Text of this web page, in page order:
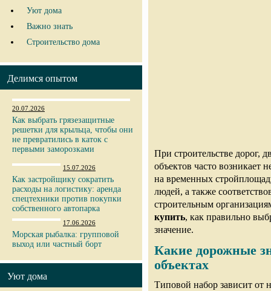
Уют дома
Важно знать
Строительство дома
Делимся опытом
20.07.2026
Как выбрать грязезащитные
решетки для крыльца, чтобы они
не превратились в каток с
первыми заморозками
15.07.2026
Как застройщику сократить
расходы на логистику: аренда
спецтехники против покупки
собственного автопарка
17.06.2026
Морская рыбалка: групповой
выход или частный борт
Уют дома
При строительстве дорог,
объектов часто
на временных
людей, а также
строительным
купить, как правильно
значение.
Какие дорожные
объектах
Типовой набор зависит от